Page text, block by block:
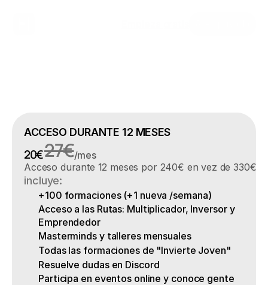
ACCESO DURANTE 12 MESES
20€ 27€/mes
Acceso durante 12 meses por 240€ en vez de 330€
incluye:
+100 formaciones (+1 nueva /semana)
Acceso a las Rutas: Multiplicador, Inversor y
Emprendedor
Masterminds y talleres mensuales
Todas las formaciones de "Invierte Joven"
Resuelve dudas en Discord
Participa en eventos online y conoce gente